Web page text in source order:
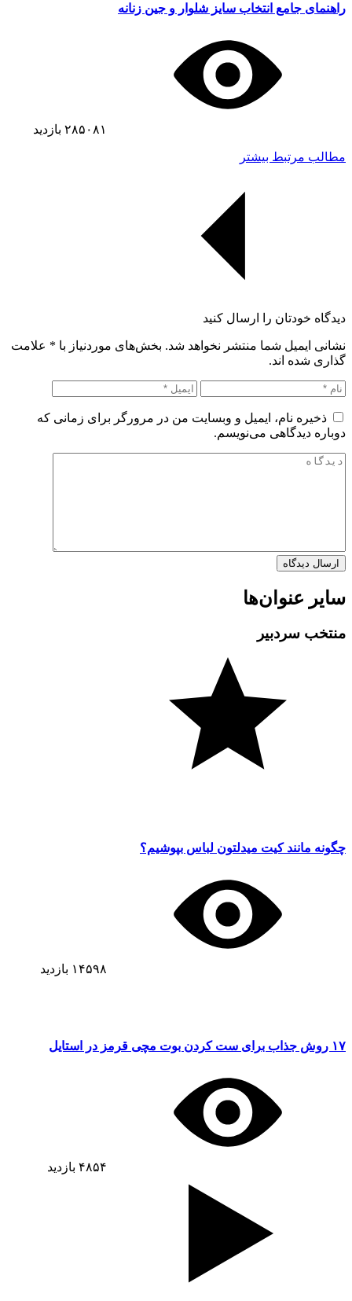
راهنمای جامع انتخاب سایز شلوار و جین زنانه
۲۸۵۰۸۱ بازدید
مطالب مرتبط بیشتر
دیدگاه خودتان را ارسال کنید
نشانی ایمیل شما منتشر نخواهد شد. بخش‌های موردنیاز با * علامت
گذاری شده اند.
ذخیره نام، ایمیل و وبسایت من در مرورگر برای زمانی که
دوباره دیدگاهی می‌نویسم.
سایر عنوان‌ها
منتخب سردبیر
چگونه مانند کیت میدلتون لباس بپوشیم؟
۱۴۵۹۸ بازدید
۱۷ روش جذاب برای ست کردن بوت مچی قرمز در استایل
۴۸۵۴ بازدید